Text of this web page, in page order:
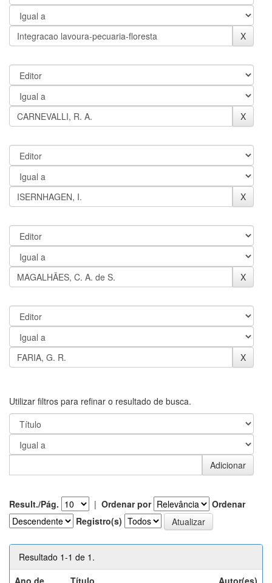
Utilizar filtros para refinar o resultado de busca.
Result./Pág. | Ordenar por
Ordenar
Registro(s)
Resultado 1-1 de 1.
Ano de
Título Autor(es)